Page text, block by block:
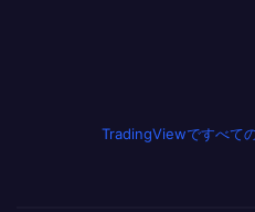
TradingViewですべて